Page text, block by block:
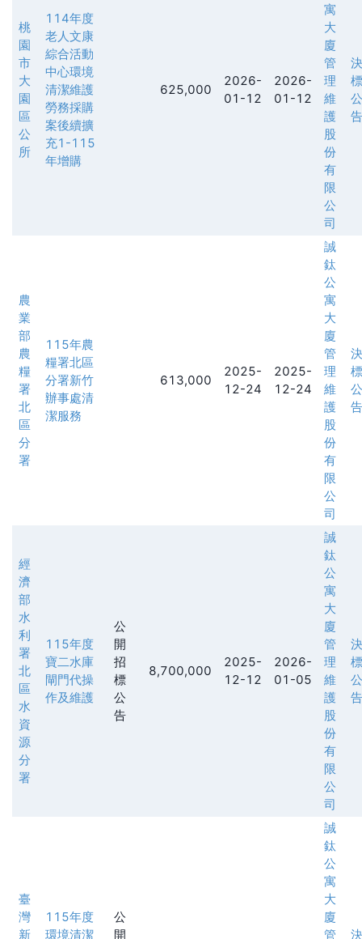
桃
園
市
大
園
區
公
所
114年度
老人文康
綜合活動
中心環境
清潔維護
勞務採購
案後續擴
充1-115
年增購
625,000
2026-
01-12
2026-
01-12
寓
大
廈
管
理
維
護
股
份
有
限
公
司
決
標
公
告
農
業
部
農
糧
署
北
區
分
署
115年農
糧署北區
分署新竹
辦事處清
潔服務
613,000
2025-
12-24
2025-
12-24
誠
鈦
公
寓
大
廈
管
理
維
護
股
份
有
限
公
司
決
標
公
告
經
濟
部
水
利
署
北
區
水
資
源
分
署
115年度
寶二水庫
閘門代操
作及維護
公
開
招
標
公
告
8,700,000
2025-
12-12
2026-
01-05
誠
鈦
公
寓
大
廈
管
理
維
護
股
份
有
限
公
司
決
標
公
告
臺
灣
新
115年度
環境清潔
公
開
誠
鈦
公
寓
大
廈
管
決